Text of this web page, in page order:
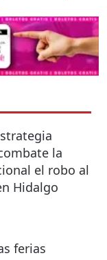
la
el robo al
Hidalgo
ferias